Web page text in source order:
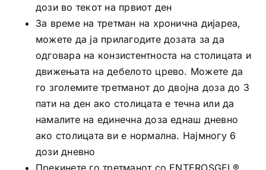
дози во текот на првиот ден
За време на третман на хронична дијареа,
можете да ја прилагодите дозата за да
одговара на конзистентноста на столицата и
движењата на дебелото црево. Можете да
го зголемите третманот до двојна доза до 3
пати на ден ако столицата е течна или да
намалите на единечна доза еднаш дневно
ако столицата ви е нормална. Најмногу 6
дози дневно
Прекинете го третманот со ENTEROSGEL®